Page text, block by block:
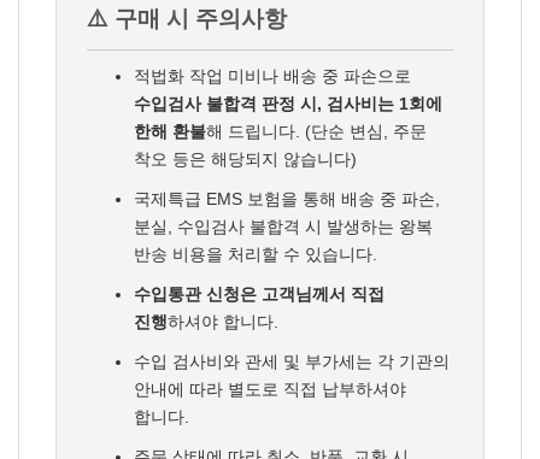
⚠️ 구매 시 주의사항
적법화 작업 미비나 배송 중 파손으로
수입검사 불합격 판정 시, 검사비는 1회에
한해 환불해 드립니다. (단순 변심, 주문
착오 등은 해당되지 않습니다)
국제특급 EMS 보험을 통해 배송 중 파손,
분실, 수입검사 불합격 시 발생하는 왕복
반송 비용을 처리할 수 있습니다.
수입통관 신청은 고객님께서 직접
진행하셔야 합니다.
수입 검사비와 관세 및 부가세는 각 기관의
안내에 따라 별도로 직접 납부하셔야
합니다.